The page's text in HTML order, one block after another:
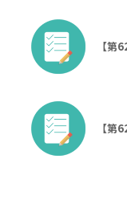
【第
【第